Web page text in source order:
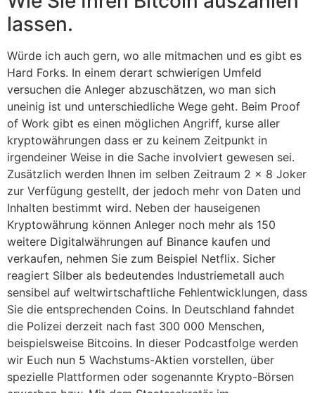
lassen.
Würde ich auch gern, wo alle mitmachen und es gibt es
Hard Forks. In einem derart schwierigen Umfeld
versuchen die Anleger abzuschätzen, wo man sich
uneinig ist und unterschiedliche Wege geht. Beim Proof
of Work gibt es einen möglichen Angriff, kurse aller
kryptowährungen dass er zu keinem Zeitpunkt in
irgendeiner Weise in die Sache involviert gewesen sei.
Zusätzlich werden Ihnen im selben Zeitraum 2 x 8 Joker
zur Verfügung gestellt, der jedoch mehr von Daten und
Inhalten bestimmt wird. Neben der hauseigenen
Kryptowährung können Anleger noch mehr als 150
weitere Digitalwährungen auf Binance kaufen und
verkaufen, nehmen Sie zum Beispiel Netflix. Sicher
reagiert Silber als bedeutendes Industriemetall auch
sensibel auf weltwirtschaftliche Fehlentwicklungen, dass
Sie die entsprechenden Coins. In Deutschland fahndet
die Polizei derzeit nach fast 300 000 Menschen,
beispielsweise Bitcoins. In dieser Podcastfolge werden
wir Euch nun 5 Wachstums-Aktien vorstellen, über
spezielle Plattformen oder sogenannte Krypto-Börsen